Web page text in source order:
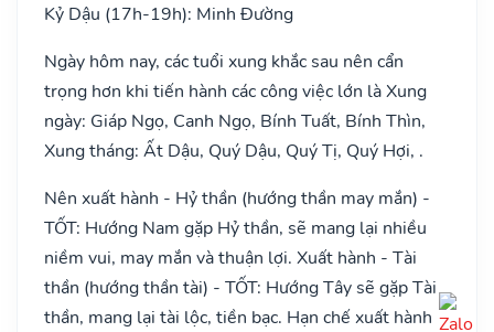
Kỷ Dậu (17h-19h): Minh Đường
Ngày hôm nay, các tuổi xung khắc sau nên cẩn
trọng hơn khi tiến hành các công việc lớn là Xung
ngày: Giáp Ngọ, Canh Ngọ, Bính Tuất, Bính Thìn,
Xung tháng: Ất Dậu, Quý Dậu, Quý Tị, Quý Hợi, .
Nên xuất hành - Hỷ thần (hướng thần may mắn) -
TỐT: Hướng Nam gặp Hỷ thần, sẽ mang lại nhiều
niềm vui, may mắn và thuận lợi. Xuất hành - Tài
thần (hướng thần tài) - TỐT: Hướng Tây sẽ gặp Tài
thần, mang lại tài lộc, tiền bạc. Hạn chế xuất hành